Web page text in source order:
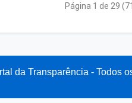
Página 1 de 29
da Transparência - Todos